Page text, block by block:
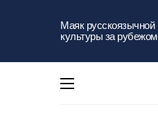
Маяк русскоязычной
культуры за рубежом